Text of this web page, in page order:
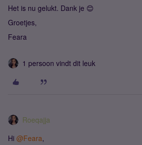
Het is nu gelukt. Dank je 😊
Groetjes,
Feara
1 persoon vindt dit leuk
Roeqajja
Hi ​ @Feara,